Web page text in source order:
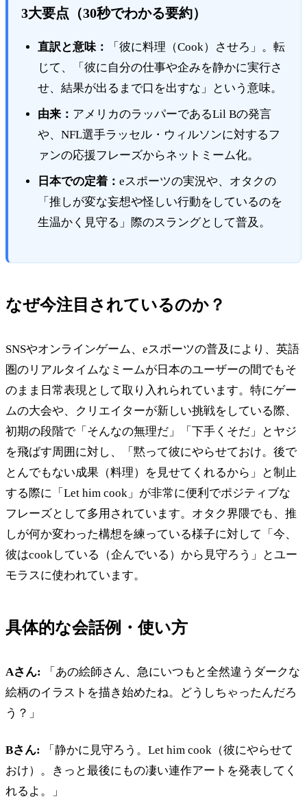
3大要点（30秒でわかる要約）
直訳と意味：
「彼に料理（Cook）させろ」。転
じて、「彼に自分の仕事や企みを静かに実行さ
せ、結果が出るまで口を出すな」という意味。
由来： アメリカのラッパーであるLil Bの発言
や、NFL選手ラッセル・ウィルソンに対するフ
ァンの応援フレーズからネットミーム化。
日本での定着：eスポーツの実況や、オタクの
「推しが変な妄想や怪しい行動をしているのを
生温かく見守る」際のスラングとして普及。
なぜ今注目されているのか？
SNSやオンラインゲーム、eスポーツの普及により、英語
圏のリアルタイムなミームが日本のユーザーの間でもそ
のまま日常表現として取り入れられています。特にゲー
ムの大会や、クリエイターが新しい挑戦をしている際、
初期の段階で「そんなの無理だ」「下手くそだ」とヤジ
を飛ばす周囲に対し、「黙って彼にやらせておけ。後で
とんでもない成果（料理）を見せてくれるから」と制止
する際に「Let him cook」が非常に便利でポジティブな
フレーズとして多用されています。オタク界隈でも、推
しが何か変わった構想を練っている様子に対して「今、
彼はcookしている（企んでいる）から見守ろう」とユー
モラスに使われています。
具体的な会話例・使い方
Aさん: 「あの絵師さん、急にいつもと全然違うダークな
絵柄のイラストを描き始めたね。どうしちゃったんだろ
う？」
Bさん: 「静かに見守ろう。Let him cook（彼にやらせて
おけ）。きっと最後にもの凄い連作アートを発表してく
れるよ。」